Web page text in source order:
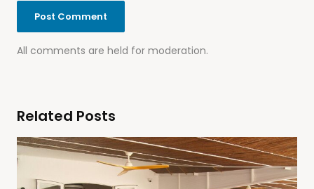
All comments are held for moderation.
Related Posts